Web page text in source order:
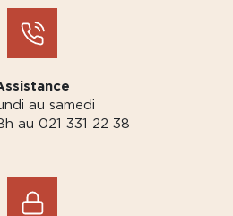
au samedi
au 021 331 22 38